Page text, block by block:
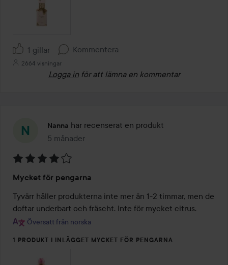
1 gillar Kommentera
2664 visningar
Logga in för att lämna en kommentar
Nanna har recenserat en produkt
5 månader
Inlägget skapades 5 månader
4
av
5
Mycket för pengarna
Tyvärr håller produkterna inte mer än 1-2 timmar, men de
doftar underbart och fräscht. Inte för mycket citrus.
Översatt från norska
1 PRODUKT I INLÄGGET MYCKET FÖR PENGARNA